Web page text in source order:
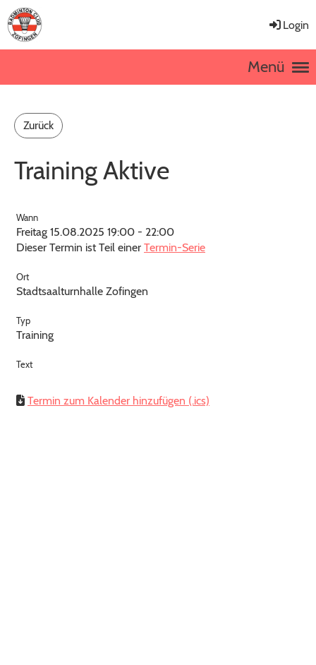
Login
Menü
Zurück
Training Aktive
Wann
Freitag 15.08.2025 19:00 - 22:00
Dieser Termin ist Teil einer Termin-Serie
Ort
Stadtsaalturnhalle Zofingen
Typ
Training
Text
Termin zum Kalender hinzufügen (.ics)